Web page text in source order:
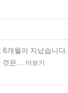
6개월이 지났습니
것은…
더보기